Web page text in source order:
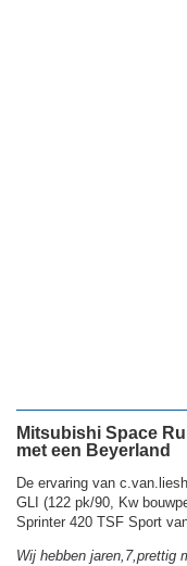
Mitsubishi Space
met een Beyerland
De ervaring van
GLI (122 pk/90, Kw
Sprinter 420 TSF Sport
Wij hebben jaren,7,prettig